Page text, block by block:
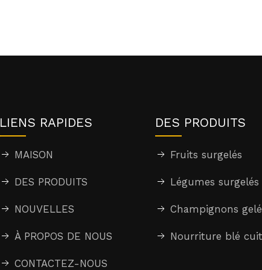
LIENS RAPIDES
MAISON
DES PRODUITS
NOUVELLES
À PROPOS DE NOUS
CONTACTEZ-NOUS
DES PRODUITS
Fruits surgelés
Légumes surgelés
Champignons
Nourriture blé